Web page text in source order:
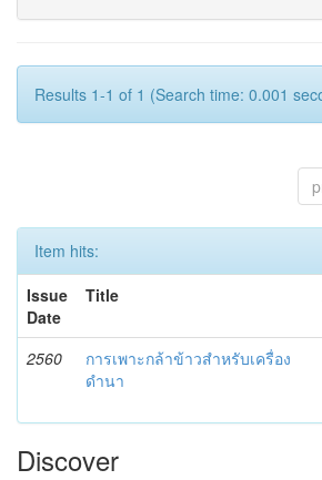
Results 1-1 of 1 (Search time: 0.001
Item hits:
Issue
Date
Title
2560
การเพาะกล้าข้าวสำหรับเครื่อง
ดำนา
Discover